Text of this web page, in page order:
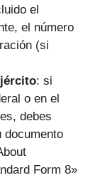
el
el número
(si
: si
o en el
debes
documento
Form 8»